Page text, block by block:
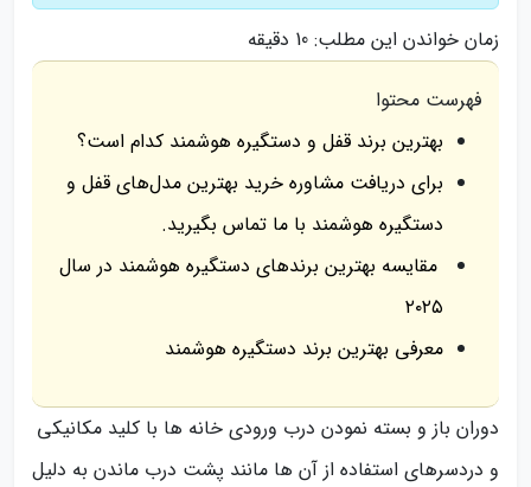
زمان خواندن این مطلب: 10 دقیقه
فهرست محتوا
بهترین برند قفل و دستگیره هوشمند کدام است؟
برای دریافت مشاوره خرید بهترین مدل‌های قفل و
دستگیره هوشمند با ما تماس بگیرید.
مقایسه بهترین برندهای دستگیره هوشمند در سال
۲۰۲۵
معرفی بهترین برند دستگیره هوشمند
دوران باز و بسته نمودن درب ورودی خانه ها با کلید مکانیکی
و دردسرهای استفاده از آن ها مانند پشت درب ماندن به دلیل